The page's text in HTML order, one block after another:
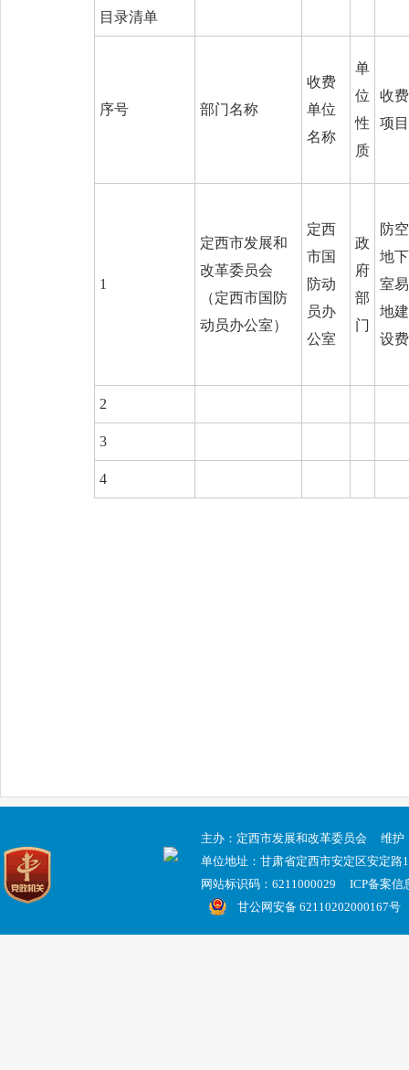
目录清单
序号 部门名称
收费
单位
名称
单
位
性
质
收费
项目
1
定西市发展和
改革委员会
（定西市国防
动员办公室）
定西
市国
防动
员办
公室
政
府
部
门
防空
地下
室易
地建
设费
2
3
4
主办：定西市发展和改革委员会 维护
单位地址：甘肃省定西市安定区安定路
网站标识码：6211000029 ICP备案信
甘公网安备 62110202000167号